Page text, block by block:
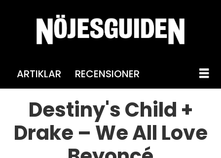
ARTIKLAR RECENSIONER
Destiny's Child +
Drake – We All Love